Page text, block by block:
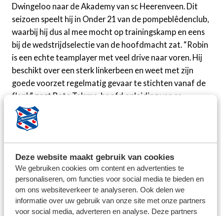
Deze website maakt gebruik van cookies
We gebruiken cookies om content en advertenties te
personaliseren, om functies voor social media te bieden en
om ons websiteverkeer te analyseren. Ook delen we
informatie over uw gebruik van onze site met onze partners
voor social media, adverteren en analyse. Deze partners
Dwingeloo naar de Akademy van sc Heerenveen. Dit
seizoen speelt hij in Onder 21 van de pompeblêdenclub,
waarbij hij dus al mee mocht op trainingskamp en eens
bij de wedstrijdselectie van de hoofdmacht zat. “Robin
is een echte teamplayer met veel drive naar voren. Hij
beschikt over een sterk linkerbeen en weet met zijn
goede voorzet regelmatig gevaar te stichten vanaf de
flank”, zegt Bote Talsma, hoofd opleiding van sc
Heerenveen. “Ook verdedigend staat hij zijn mannetje.
Hij is heel agressief in het duelleren.”